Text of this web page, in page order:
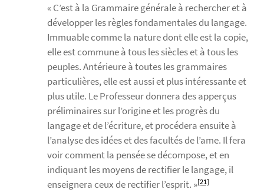
« C’est à la Grammaire générale à rechercher et à
développer les règles fondamentales du langage.
Immuable comme la nature dont elle est la copie,
elle est commune à tous les siècles et à tous les
peuples. Antérieure à toutes les grammaires
particulières, elle est aussi et plus intéressante et
plus utile. Le Professeur donnera des apperçus
préliminaires sur l’origine et les progrès du
langage et de l’écriture, et procédera ensuite à
l’analyse des idées et des facultés de l’ame. Il fera
voir comment la pensée se décompose, et en
indiquant les moyens de rectifier le langage, il
enseignera ceux de rectifier l’esprit. »[21]